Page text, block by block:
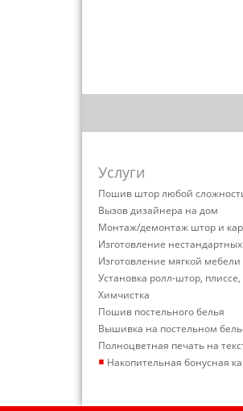
Услуги
Пошив штор любой
Вызов дизайнера на дом
Монтаж/демонтаж штор и
Изготовление
Изготовление мягкой
Установка ролл-штор,
Химчистка
Пошив постельного белья
Вышивка на постельном
Полноцветная печать на
▪ Накопительная бонусная